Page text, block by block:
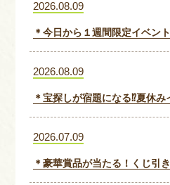
2026.08.09
＊今日から１週間限定イベン
2026.08.09
＊宝探しが宿題になる⁉夏休
2026.07.09
＊豪華賞品が当たる！くじ引